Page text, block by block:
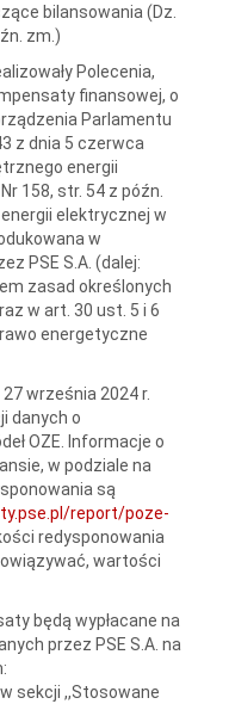
bilansowania (Dz.
zm.)
Polecenia,
finansowej, o
Parlamentu
z dnia 5 czerwca
energii
158, str. 54 z późn.
elektrycznej w
w
PSE S.A. (dalej:
zasad określonych
w art. 30 ust. 5 i 6
energetyczne
września 2024 r.
danych o
OZE. Informacje o
w podziale na
są
report/poze-
redysponowania
wartości
będą wypłacane na
przez PSE S.A. na
w sekcji ,,Stosowane